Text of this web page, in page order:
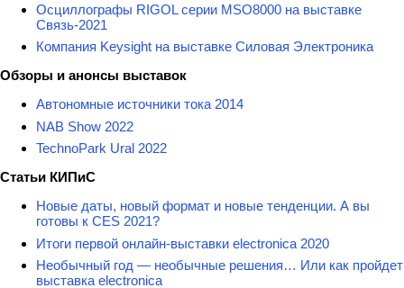
Осциллографы RIGOL серии MSO8000 на выставке
Связь-2021
Компания Keysight на выставке Силовая Электроника
Обзоры и анонсы выставок
Автономные источники тока 2014
NAB Show 2022
TechnoPark Ural 2022
Статьи КИПиС
Новые даты, новый формат и новые тенденции. А вы
готовы к CES 2021?
Итоги первой онлайн-выставки electronica 2020
Необычный год — необычные решения… Или как пройдет
выставка electronica